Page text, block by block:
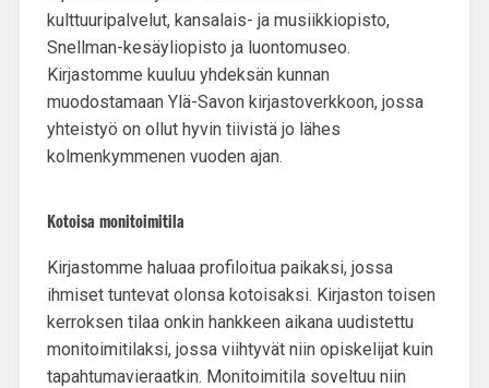
kulttuuripalvelut, kansalais- ja musiikkiopisto,
Snellman-kesäyliopisto ja luontomuseo.
Kirjastomme kuuluu yhdeksän kunnan
muodostamaan Ylä-Savon kirjastoverkkoon,jossa
yhteistyö on ollut hyvin tiivistä jo lähes
kolmenkymmenen vuoden ajan.
Kotoisa monitoimitila
Kirjastomme haluaa profiloitua paikaksi, jossa
ihmiset tuntevat olonsa kotoisaksi. Kirjaston toisen
kerroksen tilaa onkin hankkeen aikana uudistettu
monitoimitilaksi, jossa viihtyvät niin opiskelijat kuin
tapahtumavieraatkin. Monitoimitila soveltuu niin